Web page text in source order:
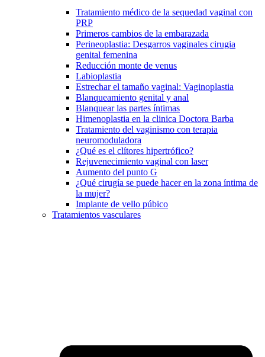
Tratamiento médico de la sequedad vaginal con
PRP
Primeros cambios de la embarazada
Perineoplastia: Desgarros vaginales cirugia
genital femenina
Reducción monte de venus
Labioplastia
Estrechar el tamaño vaginal: Vaginoplastia
Blanqueamiento genital y anal
Blanquear las partes íntimas
Himenoplastia en la clinica Doctora Barba
Tratamiento del vaginismo con terapia
neuromoduladora
¿Qué es el clítores hipertrófico?
Rejuvenecimiento vaginal con laser
Aumento del punto G
¿Qué cirugía se puede hacer en la zona íntima de
la mujer?
Implante de vello púbico
Tratamientos vasculares